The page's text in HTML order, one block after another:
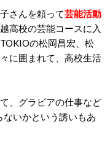
さんを頼って芸能活動
高校の芸能コースに入
の松岡昌宏、松
に囲まれて、高校生活
、グラビアの仕事など
いかという誘いもあ